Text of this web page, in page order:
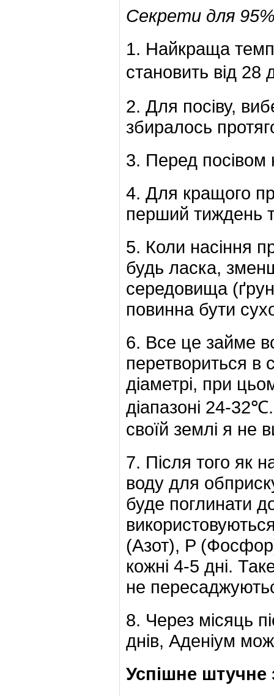
Секрети для
1. Найкраща
становить від
2. Для посіву,
збиралось
3. Перед посівом
4. Для кращого
перший тиждень
5. Коли насіння
будь ласка,
середовища
повинна бути
6. Все це займе
перетвориться в
діаметрі, при
діапазоні 24-
своїй землі я не
7. Після того як
воду для
буде поглинати
(Азот), P
кожні 4-5 дні.
не
8. Через місяць
днів, Аденіум
Успішне штучне